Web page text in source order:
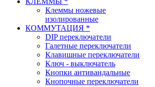
Клеммы ножевые
изолированные
КОММУТАЦИЯ *
DIP переключатели
Галетные переключатели
Клавишные переключатели
Ключ - выключатель
Кнопки антивандальные
Кнопочные переключатели